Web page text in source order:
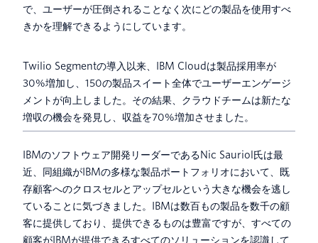
で、ユーザーが圧倒されることなく次にどの製品を使用すべ
きかを理解できるようにしています。
Twilio Segmentの導入以来、IBM Cloudは製品採用率が
30%増加し、150の製品スイート全体でユーザーエンゲージ
メントが向上しました。その結果、クラウドチームは新たな
増収の機会を発見し、収益を70%増加させました。
IBMのソフトウェア開発リーダーであるNic Sauriol氏は最
近、同組織がIBMの多様な製品ポートフォリオにおいて、既
存顧客へのクロスセルとアップセルという大きな機会を逃し
ていることに気づきました。IBMは数百もの製品を数千の顧
客に提供しており、提供できるものは豊富ですが、すべての
顧客がIBMが提供できるすべてのソリューションを認識して